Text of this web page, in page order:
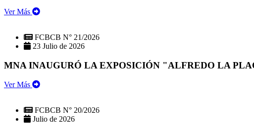
Ver Más
FCBCB N° 21/2026
23 Julio de 2026
MNA INAUGURÓ LA EXPOSICIÓN "ALFREDO LA
Ver Más
FCBCB N° 20/2026
Julio de 2026